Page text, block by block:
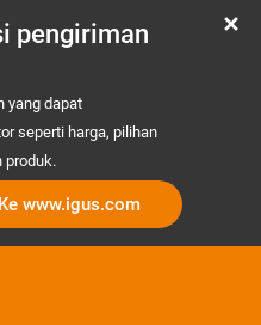
pengiriman
yang dapat
seperti harga, pilihan
produk.
Ke www.igus.com